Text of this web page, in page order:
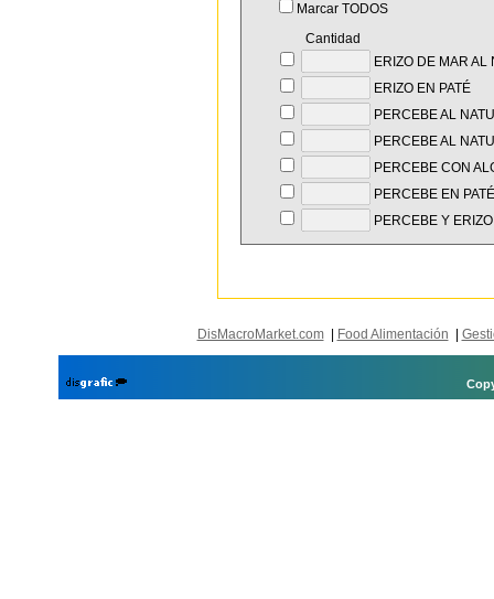
Marcar TODOS
Cantidad
ERIZO DE MAR AL
ERIZO EN PATÉ
PERCEBE AL
PERCEBE AL
PERCEBE CON
PERCEBE EN PATÉ
PERCEBE Y
DisMacroMarket.com| Food Alimentación